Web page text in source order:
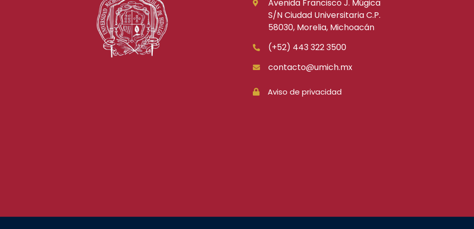
Avenida Francisco J. Múgica
S/N Ciudad Universitaria C.P.
58030, Morelia, Michoacán
(+52) 443 322 3500
contacto@umich.mx
Aviso de privacidad